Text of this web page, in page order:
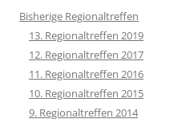
Bisherige Regionaltreffen
13. Regionaltreffen 2019
12. Regionaltreffen 2017
11. Regionaltreffen 2016
10. Regionaltreffen 2015
9. Regionaltreffen 2014